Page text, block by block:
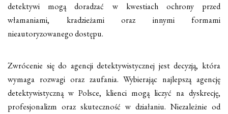
detektywi mogą doradzać w kwestiach ochrony przed
włamaniami, kradzieżami oraz innymi formami
nieautoryzowanego dostępu.
Zwrócenie się do agencji detektywistycznej jest decyzją, która
wymaga rozwagi oraz zaufania. Wybierając najlepszą agencję
detektywistyczną w Polsce, klienci mogą liczyć na dyskrecję,
profesjonalizm oraz skuteczność w działaniu. Niezależnie od